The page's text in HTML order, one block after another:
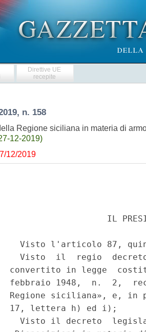
Direttive UE
recepite
n. 158
Regione siciliana in materia di
12-2019)
12/2019